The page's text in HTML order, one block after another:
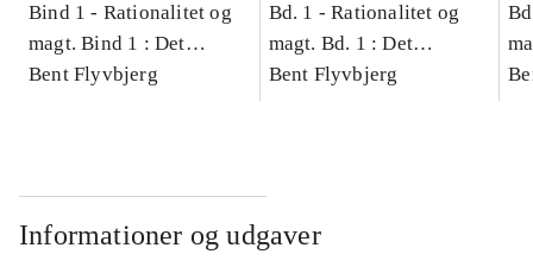
Bind 1 - Rationalitet og
magt. Bind 1 : Det
konkretes videnskab
Bent Flyvbjerg
Bd. 1 -Rationalitet og
magt. Bd. 1 : Det
konkretes videnskab
Bent Flyvbjerg
Informationer og udgaver